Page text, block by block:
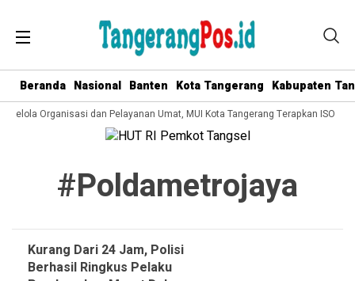
Beranda Nasional Banten Kota Tangerang Kabupaten
Kelola Organisasi dan Pelayanan Umat, MUI Kota Tangerang Terapkan ISO
#poldametrojaya
Kurang Dari 24 Jam, Polisi
Berhasil Ringkus Pelaku